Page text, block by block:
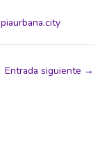
Entrada siguiente →